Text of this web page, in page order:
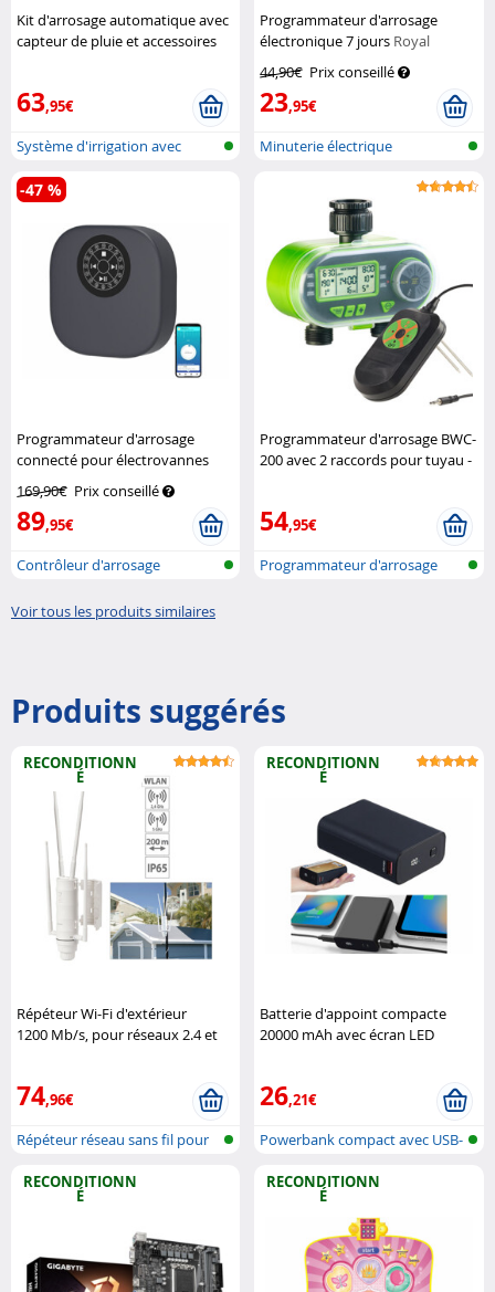
Kit d'arrosage automatique avec
capteur de pluie et accessoires
63,95€
Système d'irrigation avec
distribut...
Programmateur d'arrosage
électronique 7 jours Royal
44,90€ Prix conseillé
23,95€
Minuterie électrique
Programmateur d'arrosage
connecté pour électrovannes
169,90€ Prix conseillé
89,95€
-47 %
Contrôleur d'arrosage
Programmateur d'arrosage BWC-
200 avec 2 raccords pour tuyau -
54,95€
Programmateur d'arrosage
Voir tous les produits similaires
Produits suggérés
RECONDITIONN
É
Répéteur Wi-Fi d'extérieur
1200 Mb/s, pour réseaux 2.4 et
74,96€
Répéteur réseau sans fil pour
RECONDITIONN
É
Batterie d'appoint compacte
20000 mAh avec écran LED
26,21€
Powerbank compact avec USB-
RECONDITIONN
É
RECONDITIONN
É